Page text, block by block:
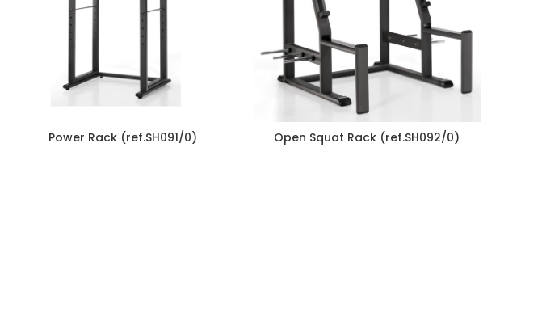
Power Rack (ref.SH091/0) Open Squat Rack (ref.SH092/0)